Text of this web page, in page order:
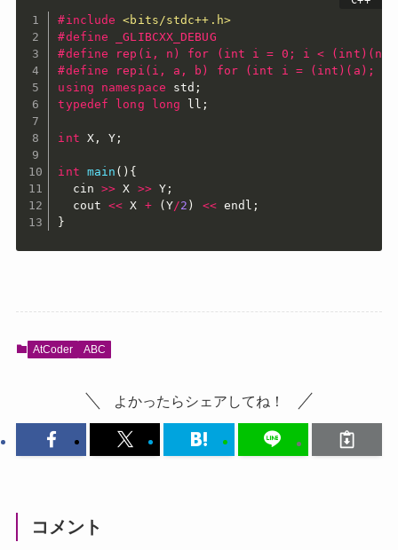
#include
<bits/stdc++.h>
#define _GLIBCXX_DEBUG
#define rep(i, n) for (int i = 0; i < (int)(n);
#define repi(i, a, b) for (int i = (int)(a); i
using
namespace std ;
typedef
long long ll ;
int X, Y ;
int main ( ) {
  cin
>> X >> Y;
  cout
<< X + ( Y/2 ) << endl ;
}
AtCoder ABC
よかったらシェアしてね！
コメント